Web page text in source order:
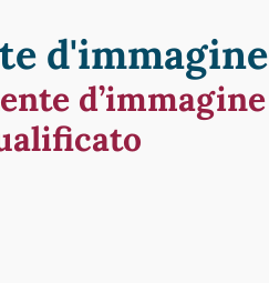
d'immagine
d’immagine